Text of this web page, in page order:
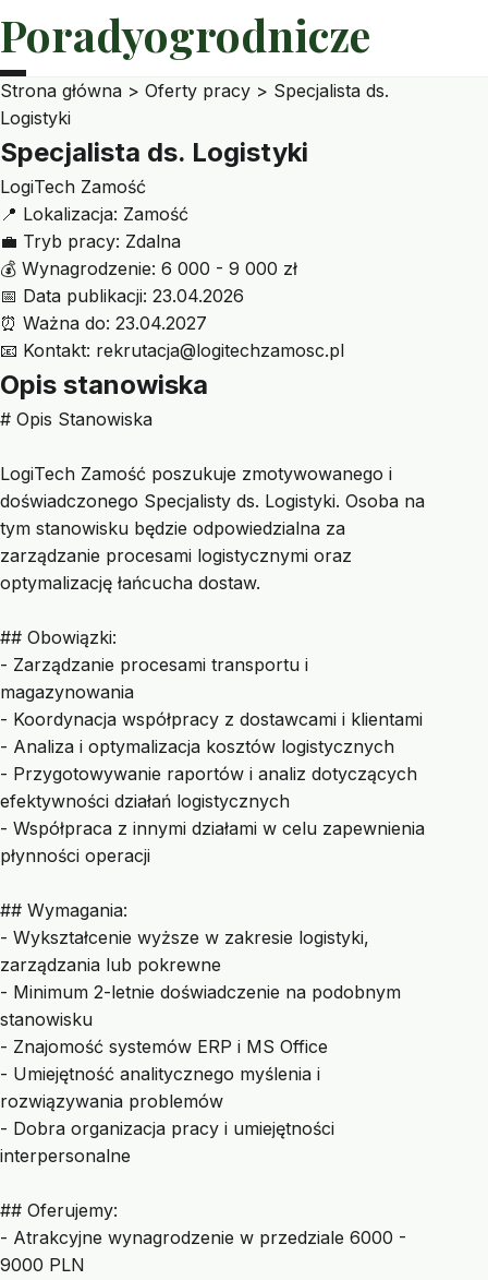
Poradyogrodnicze
Strona główna > Oferty pracy > Specjalista ds.
Logistyki
Specjalista ds. Logistyki
LogiTech Zamość
📍 Lokalizacja: Zamość
💼 Tryb pracy: Zdalna
💰 Wynagrodzenie: 6 000 - 9 000 zł
📅 Data publikacji: 23.04.2026
⏰ Ważna do: 23.04.2027
📧 Kontakt: rekrutacja@logitechzamosc.pl
Opis stanowiska
# Opis Stanowiska
LogiTech Zamość poszukuje zmotywowanego i
doświadczonego Specjalisty ds. Logistyki. Osoba na
tym stanowisku będzie odpowiedzialna za
zarządzanie procesami logistycznymi oraz
optymalizację łańcucha dostaw.
## Obowiązki:
- Zarządzanie procesami transportu i
magazynowania
- Koordynacja współpracy z dostawcami i klientami
- Analiza i optymalizacja kosztów logistycznych
- Przygotowywanie raportów i analiz dotyczących
efektywności działań logistycznych
- Współpraca z innymi działami w celu zapewnienia
płynności operacji
## Wymagania:
- Wykształcenie wyższe w zakresie logistyki,
zarządzania lub pokrewne
- Minimum 2-letnie doświadczenie na podobnym
stanowisku
- Znajomość systemów ERP i MS Office
- Umiejętność analitycznego myślenia i
rozwiązywania problemów
- Dobra organizacja pracy i umiejętności
interpersonalne
## Oferujemy:
- Atrakcyjne wynagrodzenie w przedziale 6000 -
9000 PLN